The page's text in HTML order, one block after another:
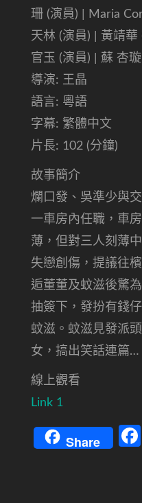
珊 (演員) | Maria
天林 (演員) | 黃靖華
官玉 (演員) | 蘇 杏
導演: 王晶
語言: 粵語
字幕: 繁體中文
片長: 102 (分鐘)
故事簡介
爛口發、吳準少與
一車房內任職，車
薄，但對三人刻薄
失戀創傷，提議往
逅董董及蚊滋後驚
抽簽下，發扮有錢
蚊滋。蚊滋見發派
女，搞出笑話連篇…
線上觀看
Link 1
Share